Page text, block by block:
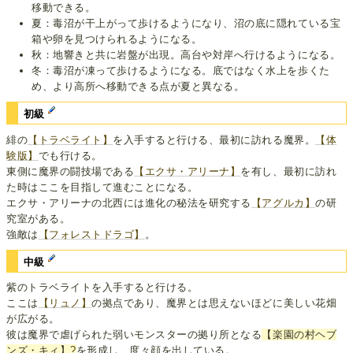
移動できる。
夏：毒沼が干上がって歩けるようになり、沼の底に隠れている宝
箱や卵を見つけられるようになる。
秋：地響きと共に岩盤が出現。高台や対岸へ行けるようになる。
冬：毒沼が凍って歩けるようになる。底ではなく水上を歩くた
め、より高所へ移動できる点が夏と異なる。
初級
緋の 【トラベライト】 を入手すると行ける、最初に訪れる魔界。
【体
験版】 でも行ける。
東側に魔界の闘技場である 【エクサ・アリーナ】 を有し、最初に訪れ
た時はここを目指して進むことになる。
エクサ・アリーナの北西には進化の秘法を研究する
【アグルカ】の研
究室がある。
強敵は
【フォレストドラゴ】 。
中級
紫のトラベライトを入手すると行ける。
ここは
【リュノ】の拠点であり、魔界とは思えないほどに美しい花畑
が広がる。
彼は魔界で虐げられた弱いモンスターの拠り所となる 【楽園の村ヘブ
ンズ・キィ】?を形成し、度々顔を出している。